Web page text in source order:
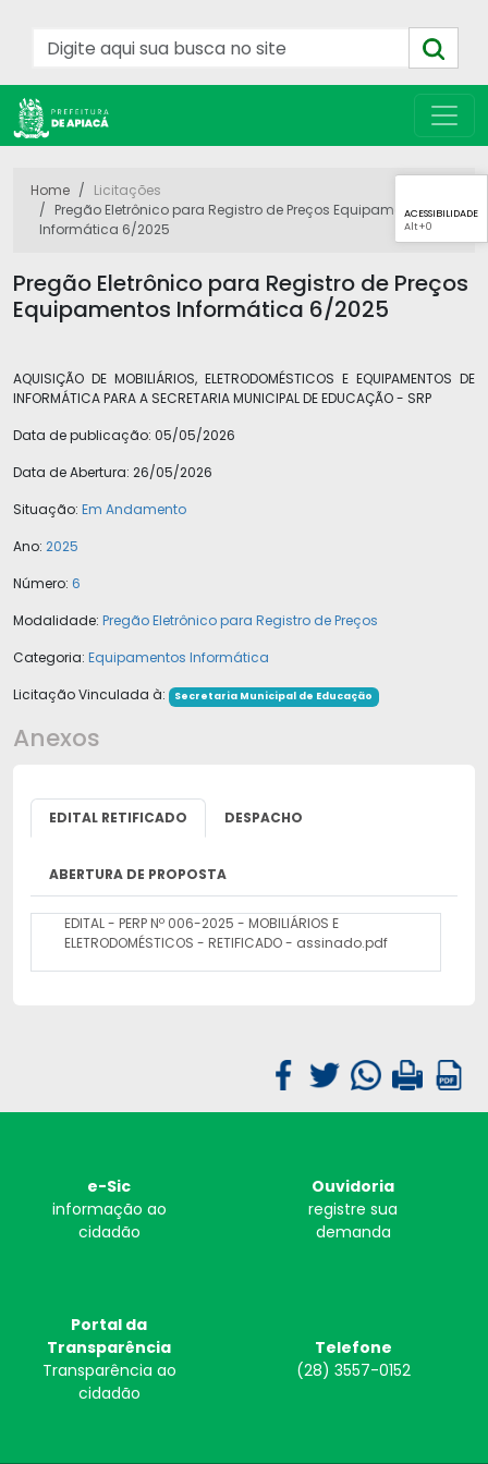
ACESSIBILIDADE
Alt+0
Home
Licitações
Pregão Eletrônico para Registro de Preços Equipamentos
Informática 6/2025
Pregão Eletrônico para Registro de Preços
Equipamentos Informática 6/2025
AQUISIÇÃO DE MOBILIÁRIOS, ELETRODOMÉSTICOS E EQUIPAMENTOS DE
INFORMÁTICA PARA A SECRETARIA MUNICIPAL DE EDUCAÇÃO - SRP
Data de publicação: 05/05/2026
Data de Abertura: 26/05/2026
Situação: Em Andamento
Ano: 2025
Número: 6
Modalidade: Pregão Eletrônico para Registro de Preços
Categoria: Equipamentos Informática
Licitação Vinculada à:
Secretaria Municipal de Educação
Anexos
EDITAL RETIFICADO DESPACHO
ABERTURA DE PROPOSTA
EDITAL - PERP Nº 006-2025 - MOBILIÁRIOS E
ELETRODOMÉSTICOS - RETIFICADO - assinado.pdf
e-Sic
informação ao
cidadão
Ouvidoria
registre sua
demanda
Portal da
Transparência
Transparência ao
cidadão
Telefone
(28) 3557-0152